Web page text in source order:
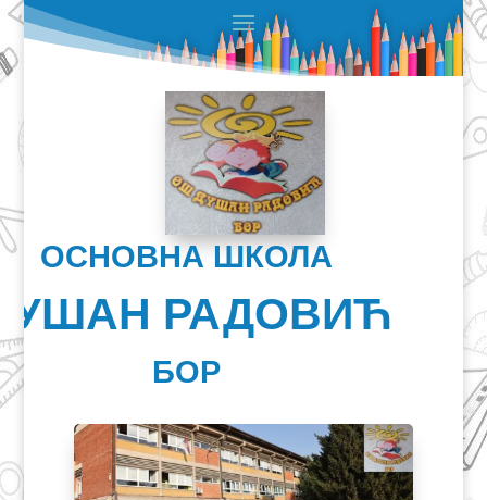
ОСНОВНА ШКОЛА
РАДОВИЋ
БОР